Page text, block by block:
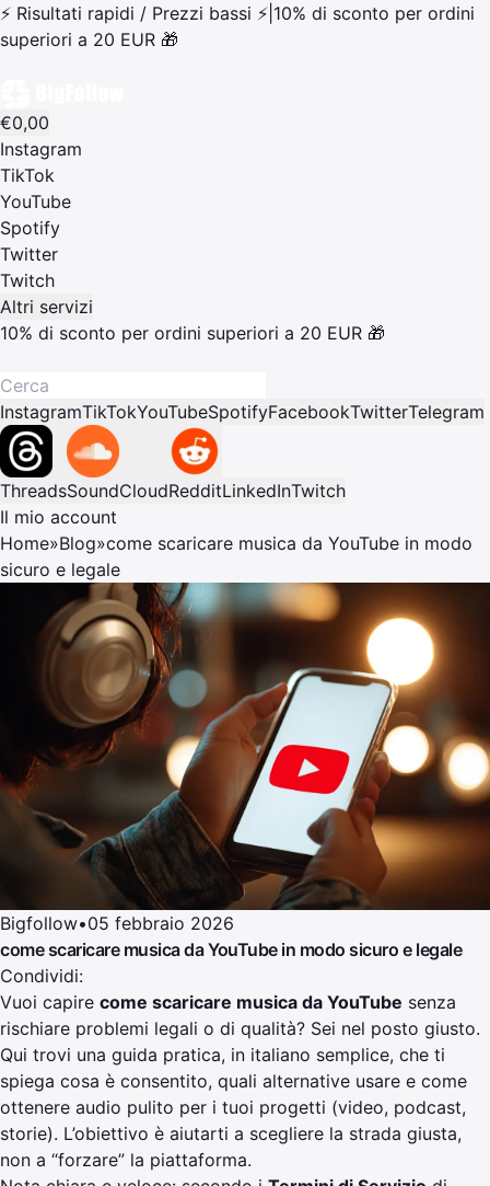
⚡ Risultati rapidi / Prezzi bassi ⚡ 10% di sconto per ordini
superiori a 20 EUR 🎁
€0,00
Instagram
TikTok
YouTube
Spotify
Twitter
Twitch
Altri servizi
10% di sconto per ordini superiori a 20 EUR 🎁
InstagramTikTokYouTubeSpotifyFacebookTwitterTelegram
ThreadsSoundCloudRedditLinkedInTwitch
Il mio account
Home»Blog»come scaricare musica da YouTube in modo
sicuro e legale
Bigfollow•05 febbraio 2026
come scaricare musica da YouTube in modo sicuro e legale
Condividi:
Vuoi capire come scaricare musica da YouTube senza
rischiare problemi legali o di qualità? Sei nel posto giusto.
Qui trovi una guida pratica, in italiano semplice, che ti
spiega cosa è consentito, quali alternative usare e come
ottenere audio pulito per i tuoi progetti (video, podcast,
storie). L’obiettivo è aiutarti a scegliere la strada giusta,
non a “forzare” la piattaforma.